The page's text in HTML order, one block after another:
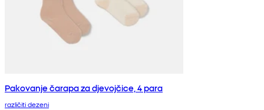
Pakovanje čarapa za djevojčice, 4 para
različiti dezeni